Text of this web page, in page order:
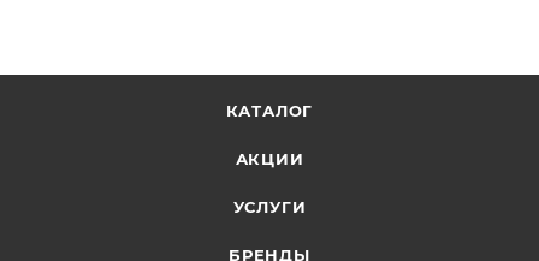
КАТАЛОГ
АКЦИИ
УСЛУГИ
БРЕНДЫ